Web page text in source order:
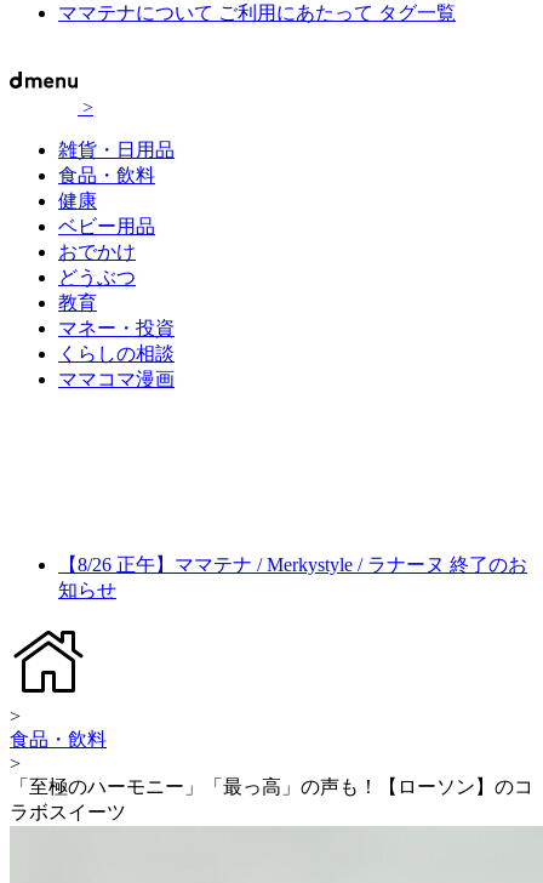
ママテナについて ご利用にあたって タグ一覧
>
雑貨・日用品
食品・飲料
健康
ベビー用品
おでかけ
どうぶつ
教育
マネー・投資
くらしの相談
ママコマ漫画
【8/26 正午】ママテナ / Merkystyle / ラナーヌ 終了のお
知らせ
>
食品・飲料
>
「至極のハーモニー」「最っ高」の声も！【ローソン】のコ
ラボスイーツ